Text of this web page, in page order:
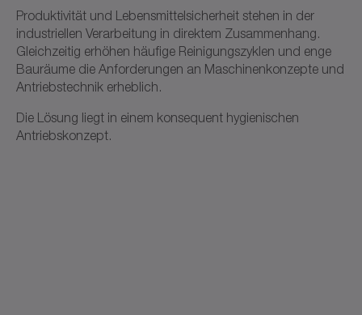
Produktivität und Lebensmittelsicherheit stehen in der
industriellen Verarbeitung in direktem Zusammenhang.
Gleichzeitig erhöhen häufige Reinigungszyklen und enge
Bauräume die Anforderungen an Maschinenkonzepte und
Antriebstechnik erheblich.
Die Lösung liegt in einem konsequent hygienischen
Antriebskonzept.